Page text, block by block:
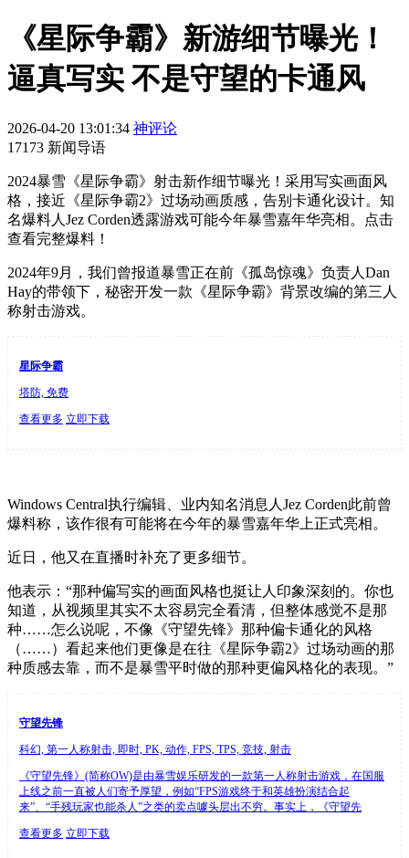
《星际争霸》新游细节曝光！
逼真写实 不是守望的卡通风
2026-04-20 13:01:34 神评论
17173 新闻导语
2024暴雪《星际争霸》射击新作细节曝光！采用写实画面风
格，接近《星际争霸2》过场动画质感，告别卡通化设计。知
名爆料人Jez Corden透露游戏可能今年暴雪嘉年华亮相。点击
查看完整爆料！
2024年9月，我们曾报道暴雪正在前《孤岛惊魂》负责人Dan
Hay的带领下，秘密开发一款《星际争霸》背景改编的第三人
称射击游戏。
星际争霸
塔防, 免费
查看更多 立即下载
Windows Central执行编辑、业内知名消息人Jez Corden此前曾
爆料称，该作很有可能将在今年的暴雪嘉年华上正式亮相。
近日，他又在直播时补充了更多细节。
他表示：“那种偏写实的画面风格也挺让人印象深刻的。你也
知道，从视频里其实不太容易完全看清，但整体感觉不是那
种……怎么说呢，不像《守望先锋》那种偏卡通化的风格
（……）看起来他们更像是在往《星际争霸2》过场动画的那
种质感去靠，而不是暴雪平时做的那种更偏风格化的表现。”
守望先锋
科幻, 第一人称射击, 即时, PK, 动作, FPS, TPS, 竞技, 射击
《守望先锋》(简称OW)是由暴雪娱乐研发的一款第一人称射击游戏，在国服
上线之前一直被人们寄予厚望，例如“FPS游戏终于和英雄扮演结合起
来”、“手残玩家也能杀人”之类的卖点噱头层出不穷。事实上，《守望先
查看更多 立即下载